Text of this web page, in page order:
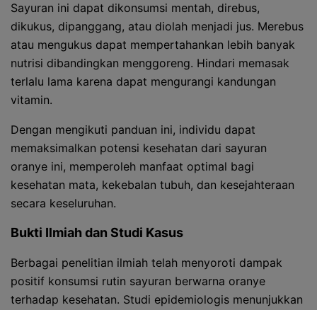
Sayuran ini dapat dikonsumsi mentah, direbus,
dikukus, dipanggang, atau diolah menjadi jus. Merebus
atau mengukus dapat mempertahankan lebih banyak
nutrisi dibandingkan menggoreng. Hindari memasak
terlalu lama karena dapat mengurangi kandungan
vitamin.
Dengan mengikuti panduan ini, individu dapat
memaksimalkan potensi kesehatan dari sayuran
oranye ini, memperoleh manfaat optimal bagi
kesehatan mata, kekebalan tubuh, dan kesejahteraan
secara keseluruhan.
Bukti Ilmiah dan Studi Kasus
Berbagai penelitian ilmiah telah menyoroti dampak
positif konsumsi rutin sayuran berwarna oranye
terhadap kesehatan. Studi epidemiologis menunjukkan